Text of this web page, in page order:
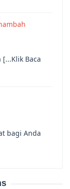
[...Klik Baca
bagi Anda